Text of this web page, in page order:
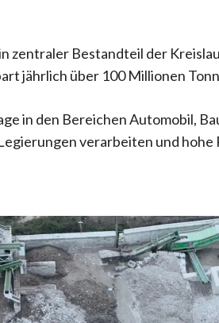
zentraler Bestandteil der
jährlich über 100 Millionen
in den Bereichen Automobil,
verarbeiten und